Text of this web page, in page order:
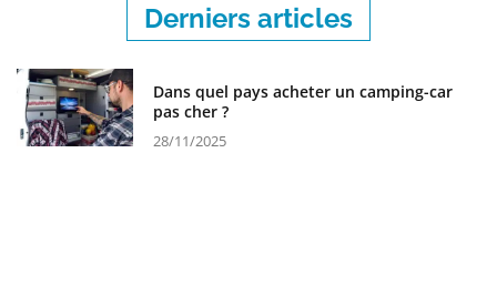
Derniers articles
Dans quel pays acheter un camping-car
pas cher ?
28/11/2025